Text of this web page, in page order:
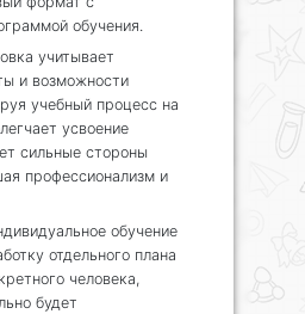
обучения.
учитывает
и возможности
учебный процесс на
усвоение
сильные стороны
профессионализм и
обучение
отдельного плана
человека,
будет